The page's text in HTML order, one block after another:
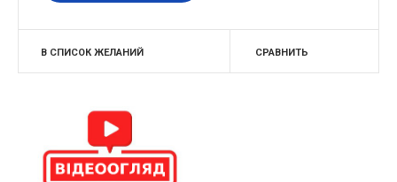
В СПИСОК ЖЕЛАНИЙ СРАВНИТЬ